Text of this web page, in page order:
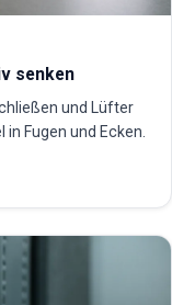
senken
und Lüfter
Fugen und Ecken.